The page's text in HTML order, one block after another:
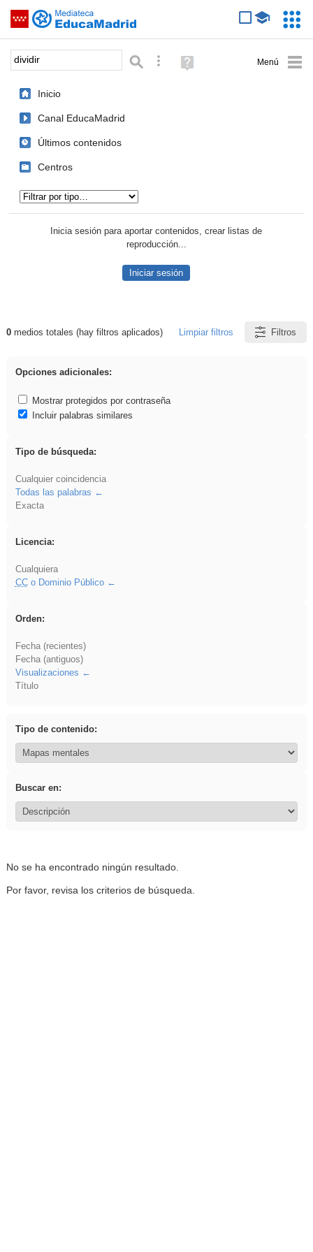
Saltar navegación
Palabra o frase: Búsqueda avanzada
Ayuda
(en
Inicio
Canal EducaMadrid
Últimos contenidos
Centros
Inicia sesión para aportar contenidos, crear listas de
reproducción...
Iniciar sesión
Resultados de: dividir
0medios totales (hay filtros aplicados) Limpiar filtros Filtros
Opciones adicionales:
Mostrar protegidos por contraseña
Incluir palabras similares
Tipo de búsqueda:
Cualquier coincidencia
Todas las palabras
Exacta
Licencia:
Cualquiera
CCo Dominio Público
Orden:
Fecha (recientes)
Fecha (antiguos)
Visualizaciones
Título
Tipo de contenido:
Buscar en:
No se ha encontrado ningún resultado.
Por favor, revisa los criterios de búsqueda.